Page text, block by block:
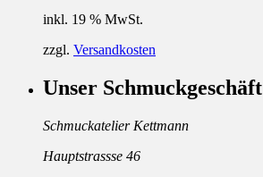
inkl. 19 % MwSt.
zzgl. Versandkosten
Unser Schmuckgeschäft
Schmuckatelier Kettmann
Hauptstrassse 46